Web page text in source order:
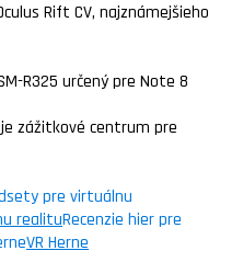
Rift CV, najznámejšieho
R325 určený pre Note 8
zážitkové centrum pre
pre virtuálnu
realituRecenzie hier pre
VR Herne